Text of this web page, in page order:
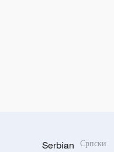
Serbian Српски